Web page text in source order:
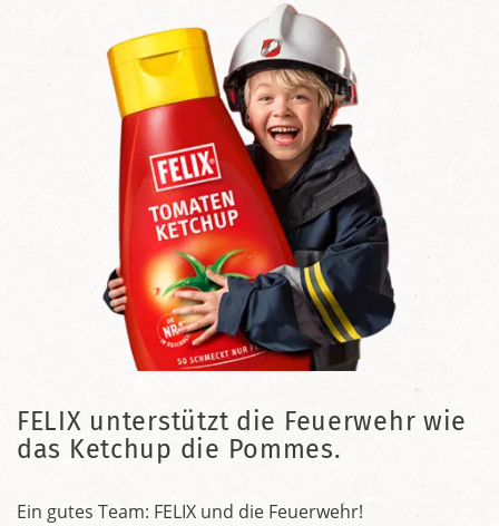
FELIX unterstützt die Feuerwehr wie
das Ketchup die Pommes.
Ein gutes Team: FELIX und die Feuerwehr!